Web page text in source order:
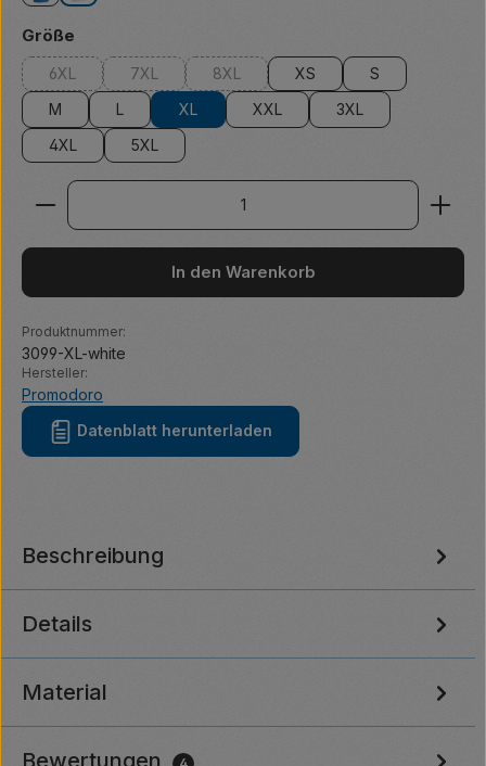
Größe
6XL
(Diese Option ist zurzeit nicht verfügbar.)
7XL
(Diese Option ist zurzeit nicht verfügbar.)
8XL
(Diese Option ist zurzeit nicht
XS
S
M
L XL XXL
3XL
4XL
5XL
Produkt Anzahl: Gib den gewünschten Wert ein
In den Warenkorb
Produktnummer:
3099-XL-white
Hersteller:
Promodoro
Datenblatt herunterladen
Beschreibung
Details
Material
Bewertungen